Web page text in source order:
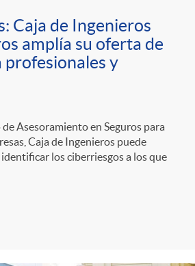
Caja de Ingenieros
amplía su oferta de
profesionales y
de Asesoramiento en Seguros para
Caja de Ingenieros puede
los ciberriesgos a los que